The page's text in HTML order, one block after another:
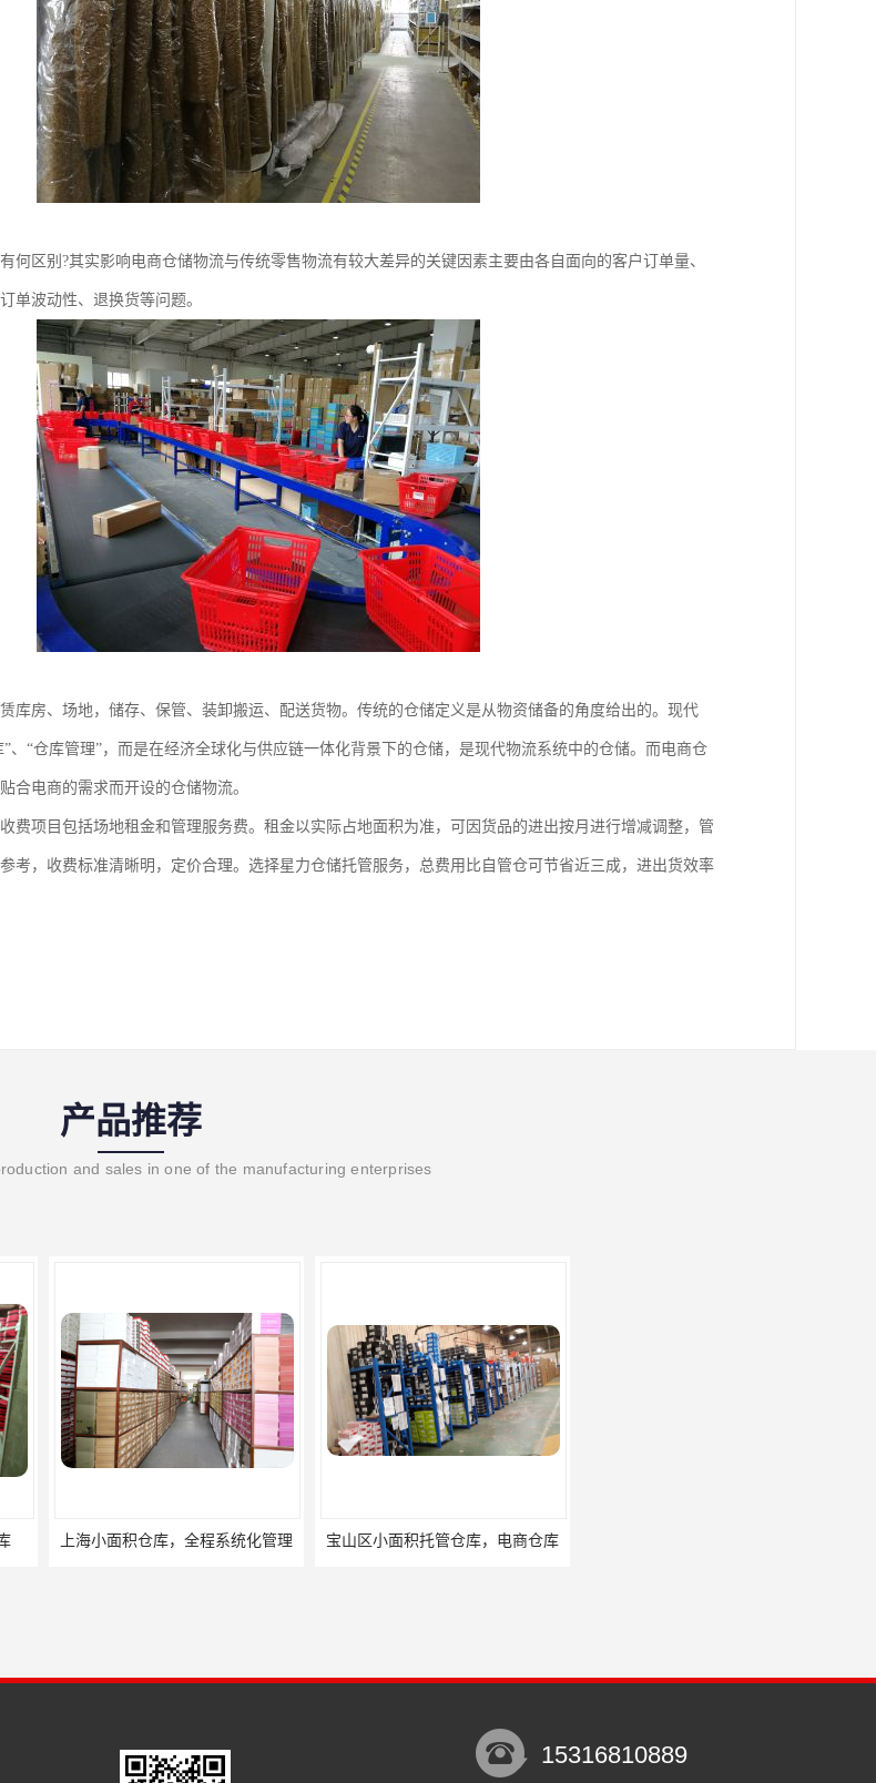
何区别?其实影响电商仓储物流与传统零售物流有较大差异的关键因素主要由各自面向的客户订单量、
单波动性、退换货等问题。
库房、场地，储存、保管、装卸搬运、配送货物。传统的仓储定义是从物资储备的角度给出的。现代
”、“仓库管理”，而是在经济全球化与供应链一体化背景下的仓储，是现代物流系统中的仓储。而电商仓
合电商的需求而开设的仓储物流。
费项目包括场地租金和管理服务费。租金以实际占地面积为准，可因货品的进出按月进行增减调整，管
考，收费标准清晰明，定价合理。选择星力仓储托管服务，总费用比自管仓可节省近三成，进出货效率
产品推荐
and sales in one of the manufacturing enterprises
上海小面积仓库，全程系统化管理 宝山区小面积托管仓库，电商仓库
15316810889